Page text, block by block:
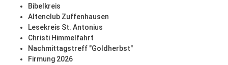
Bibelkreis
Altenclub Zuffenhausen
Lesekreis St. Antonius
Christi Himmelfahrt
Nachmittagstreff "Goldherbst"
Firmung 2026